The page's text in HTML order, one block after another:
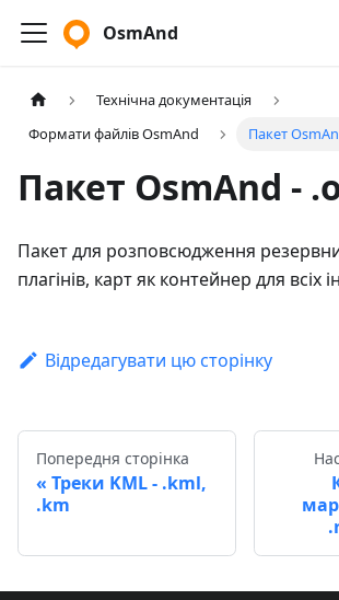
OsmAnd
Технічна документація
Формати файлів OsmAnd
Пакет
Пакет OsmAnd -
Пакет для розповсюдження
плагінів, карт як контейнер для всіх
Відредагувати цю сторінку
Попередня сторінка
Треки KML - .kml,
.km